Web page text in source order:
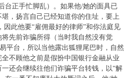
台正手忙脚乱）。如果他/她的面具已
，扬言自己已经知道你的住址，要上
此他要“雇佣最好的律师”和你法庭见
先前诈骗所得（当时我自然没有觉
平台，所以当他露出狐狸尾巴时，自然
不顾他之前是假扮中国银行金融从业
还会继续往他们诈骗平台转钱，以“解